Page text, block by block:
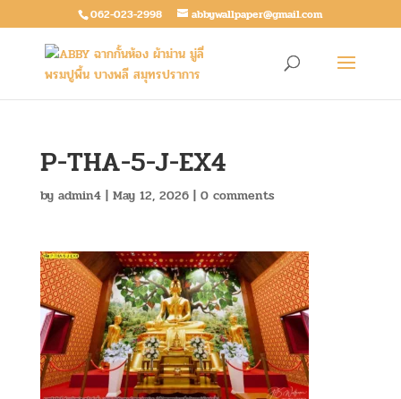
062-023-2998 abbywallpaper@gmail.com
P-THA-5-J-EX4
by admin4| May 12, 2026| 0 comments